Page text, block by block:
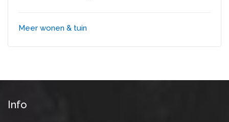
Meer wonen & tuin
Info